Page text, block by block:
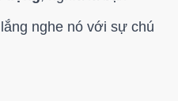
nghe nó với sự chú